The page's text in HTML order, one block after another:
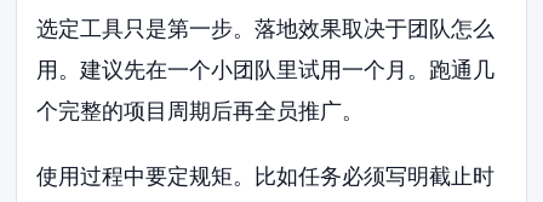
选定工具只是第一步。落地效果取决于团队怎么
用。建议先在一个小团队里试用一个月。跑通几
个完整的项目周期后再全员推广。
使用过程中要定规矩。比如任务必须写明截止时